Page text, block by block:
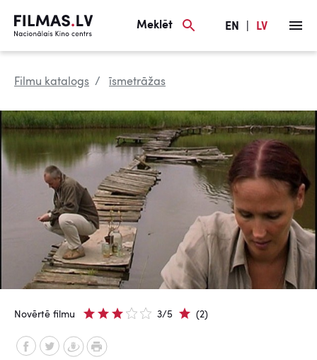
Meklēt EN LV
Filmu katalogs īsmetrāžas
Novērtē filmu 3/5 (2)